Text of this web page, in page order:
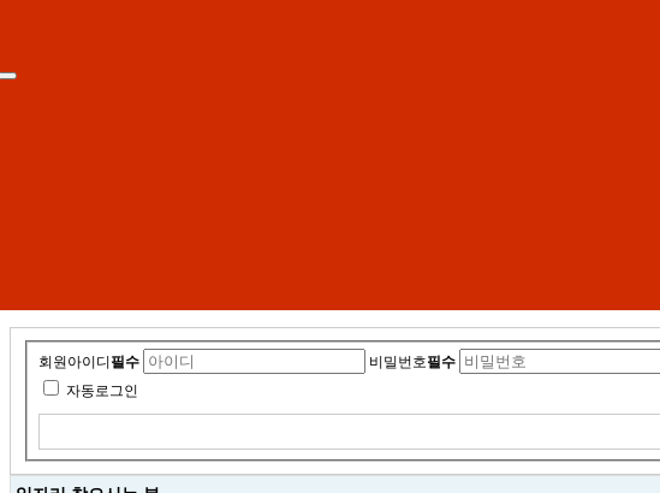
회원아이디 필수 비밀번호필수
자동로그인